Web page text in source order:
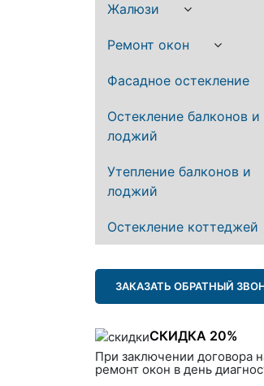
Жалюзи
Ремонт окон
Фасадное остекление
Остекление балконов и
лоджий
Утепление балконов и
лоджий
Остекление коттеджей
ЗАКАЗАТЬ ОБРАТНЫЙ
СКИДКА 20%
При заключении договора
ремонт окон в день